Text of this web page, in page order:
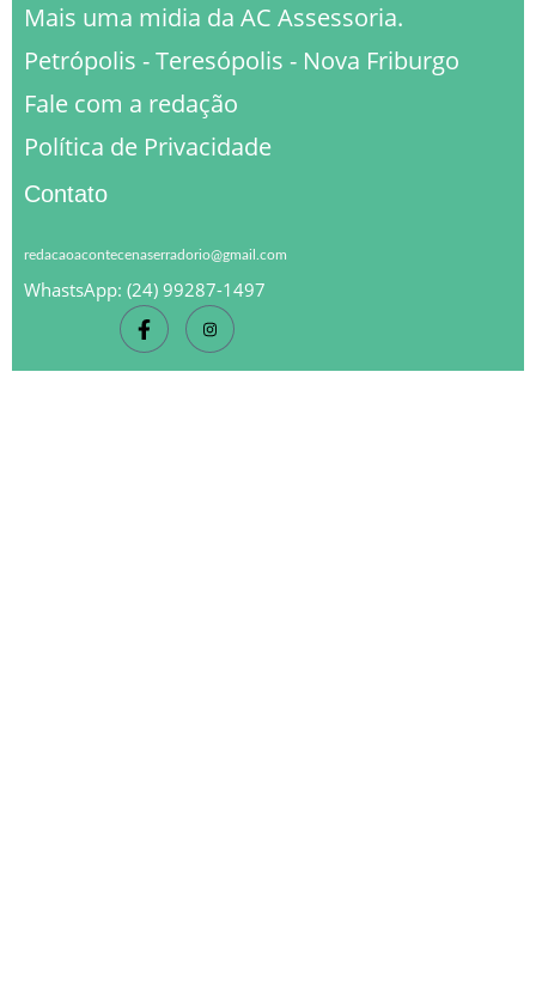
Mais uma midia da AC Assessoria.
Petrópolis - Teresópolis - Nova Friburgo
Fale com a redação
Política de Privacidade
Contato
redacaoacontecenaserradorio@gmail.com
WhastsApp: (24) 99287-1497